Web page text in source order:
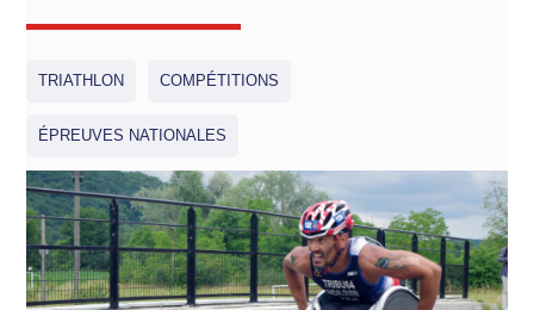
TRIATHLON COMPÉTITIONS
ÉPREUVES NATIONALES